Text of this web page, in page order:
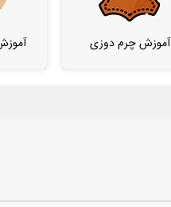
آموزش چرم دوزی